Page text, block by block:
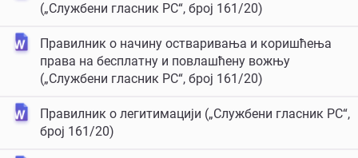
(„Службени гласник РС“, број 161/20)
Правилник о начину остваривања и коришћења
права на бесплатну и повлашћену вожњу
(„Службени гласник РС“, број 161/20)
Правилник о легитимацији („Службени гласник РС“,
број 161/20)